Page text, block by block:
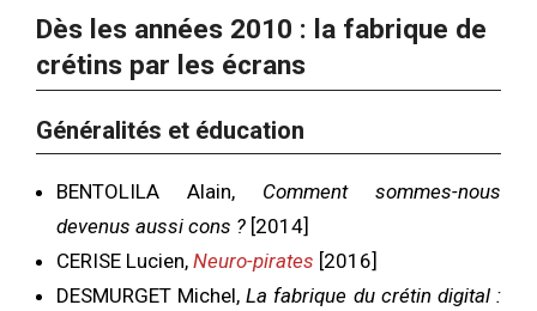
Dès les années 2010 : la fabrique de
crétins par les écrans
Généralités et éducation
BENTOLILA Alain, Comment sommes-nous
devenus aussi cons ? [2014]
CERISE Lucien, Neuro-pirates [2016]
DESMURGET Michel,La fabrique du crétin digital :